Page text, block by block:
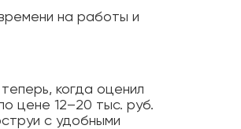
на работы и
когда оценил
цене 12–20 тыс. руб.
с удобными